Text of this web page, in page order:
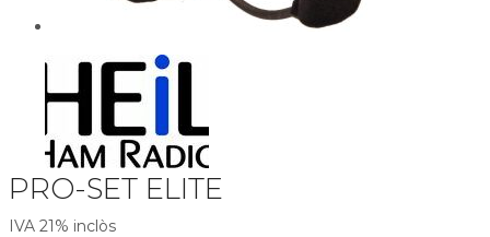
PRO-SET ELITE
IVA 21% inclòs